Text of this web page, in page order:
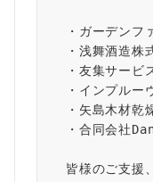
・ガーデンフ
・浅舞酒造株
・友集サービ
・インプルー
・矢島木材乾
・合同会社
皆様のご支援